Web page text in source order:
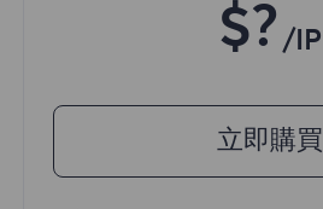
$? /IP
立即購買